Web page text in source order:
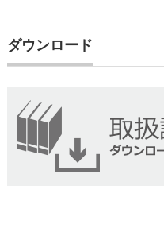
ダウンロード